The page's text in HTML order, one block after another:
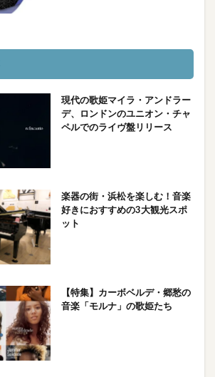
現代の歌姫マイラ・アンドラー
デ、ロンドンのユニオン・チャ
ペルでのライヴ盤リリース
楽器の街・浜松を楽しむ！音楽
好きにおすすめの3大観光スポ
ット
【特集】カーボベルデ・郷愁の
音楽「モルナ」の歌姫たち